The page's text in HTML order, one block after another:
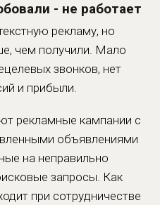
- не работает
рекламу, но
чем получили. Мало
звонков, нет
и прибыли.
рекламные кампании с
объявлениями
на неправильно
запросы. Как
при сотрудничестве